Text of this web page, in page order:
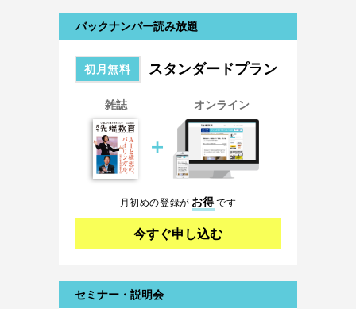
バックナンバー読み放題
初月無料 スタンダードプラン
雑誌
＋
オンライン
月初めの登録が お得です
今すぐ申し込む
セミナー・説明会